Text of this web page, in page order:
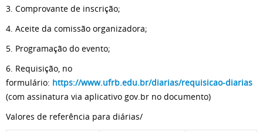
3. Comprovante de inscrição;
4. Aceite da comissão organizadora;
5. Programação do evento;
6. Requisição, no
formulário: https://www.ufrb.edu.br/diarias/requisicao-diarias
(com assinatura via aplicativo gov.br no documento)
Valores de referência para diárias/